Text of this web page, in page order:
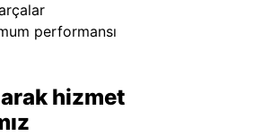
performansı
hizmet